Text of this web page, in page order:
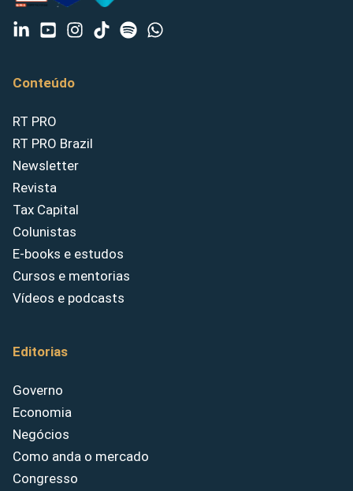
Conteúdo
RT PRO
RT PRO Brazil
Newsletter
Revista
Tax Capital
Colunistas
E-books e estudos
Cursos e mentorias
Vídeos e podcasts
Editorias
Governo
Economia
Negócios
Como anda o mercado
Congresso